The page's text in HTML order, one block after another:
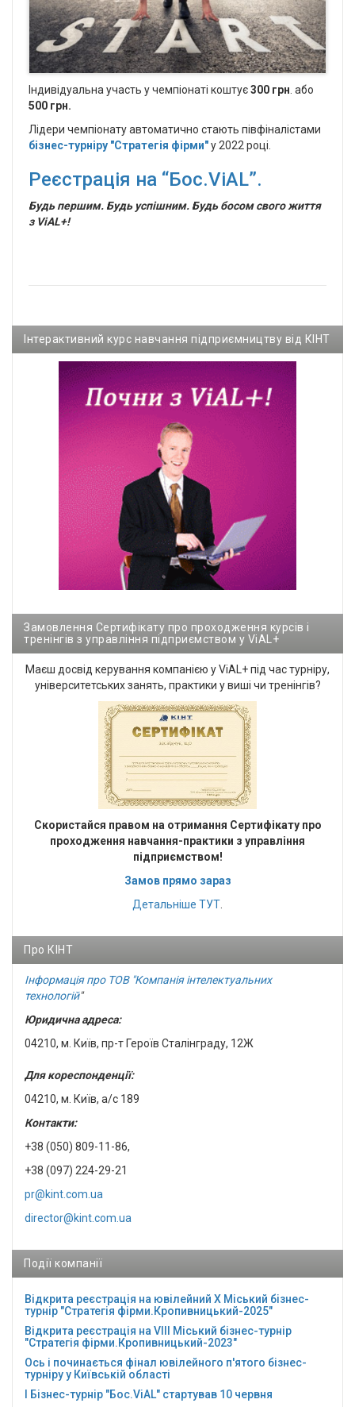
Індивідуальна участь у чемпіонаті коштує300 грн . або
500 грн.
Лідери чемпіонату автоматично стають півфіналістами
бізнес-турніру "Стратегія фірми"у 2022 році.
Реєстрація на “Бос.ViAL”.
Будь першим. Будь успішним. Будь босом cвого життя
з ViAL+!
Інтерактивний курс навчання підприємництву від КІНТ
Замовлення Сертифікату про проходження курсів і
тренінгів з управління підприємством у ViAL+
Маєш досвід керування компанією у ViAL+ під час турніру,
університетських занять, практики у виші чи тренінгів?
Cкористайся правом на отримання Сертифікату про
проходження навчання-практики з управління
підприємством!
Замов прямо зараз
Детальніше ТУТ.
Про КІНТ
Інформація про ТОВ "Компанія інтелектуальних
технологій"
Юридична адреса:
04210, м. Київ, пр-т Героїв Сталінграду, 12Ж
Для кореспонденції:
04210, м. Київ, а/с 189
Контакти:
+38 (050) 809-11-86,
+38 (097) 224-29-21
pr@kint.com.ua
director@kint.com.ua
Події компанії
Відкрита реєстрація на ювілейний Х Міський бізнес-
турнір "Стратегія фірми.Кропивницький-2025"
Відкрита реєстрація на VІІІ Міський бізнес-турнір
"Стратегія фірми.Кропивницький-2023"
Ось і починається фінал ювілейного п'ятого бізнес-
турніру у Київській області
І Бізнес-турнір "Бос.ViAL" стартував 10 червня